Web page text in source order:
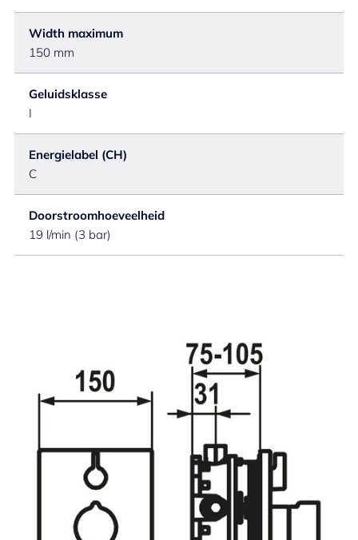
Width maximum
150 mm
Geluidsklasse
I
Energielabel (CH)
C
Doorstroomhoeveelheid
19 l/min (3 bar)